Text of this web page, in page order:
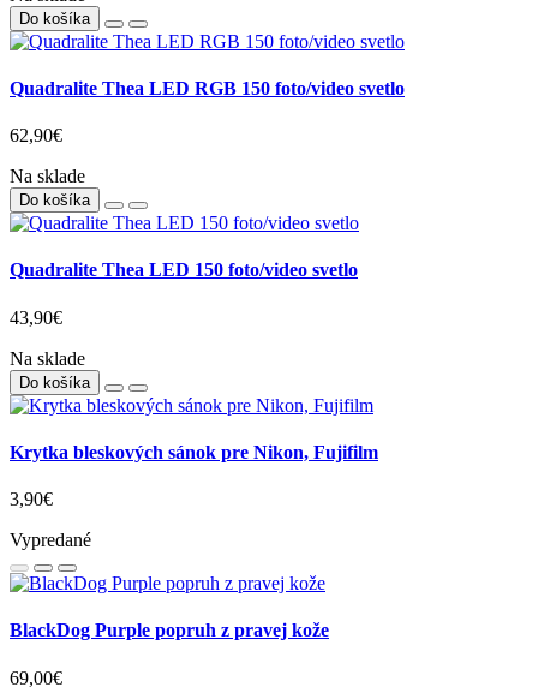
Do košíka
Quadralite Thea LED RGB 150 foto/video svetlo
62,90€
Na sklade
Do košíka
Quadralite Thea LED 150 foto/video svetlo
43,90€
Na sklade
Do košíka
Krytka bleskových sánok pre Nikon, Fujifilm
3,90€
Vypredané
BlackDog Purple popruh z pravej kože
69,00€